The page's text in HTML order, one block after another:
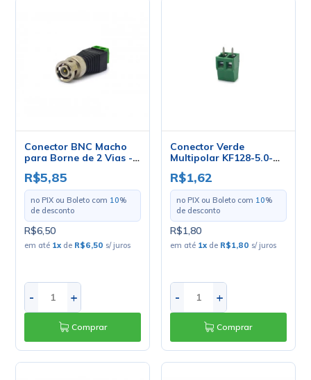
Conector BNC Macho
para Borne de 2 Vias -
JL-73 - Jiali
R$5,85
no PIX ou Boleto com 10%
de desconto
R$6,50
em até 1x de R$6,50 s/ juros
- +
Comprar
Conector Verde
Multipolar KF128-5.0-
02P de 2 Vias 180º -
Passo de 5,0mm
R$1,62
no PIX ou Boleto com 10%
de desconto
R$1,80
em até 1x de R$1,80 s/ juros
- +
Comprar